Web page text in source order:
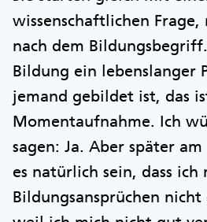
wissenschaftlichen
nach dem
Bildung ein lebenslanger
jemand gebildet ist, das
Momentaufnahme. Ich
sagen: Ja. Aber später
es natürlich sein, dass ich
Bildungsansprüchen